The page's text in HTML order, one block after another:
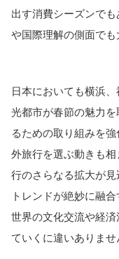
出す消費シーズンで
や国際理解の側面でも
日本においても横浜
光都市が春節の魅力
るための取り組みを
外旅行を選ぶ動きも
行のさらなる拡大が
トレンドが絶妙に融
世界の文化交流や経
ていくに違いありませ